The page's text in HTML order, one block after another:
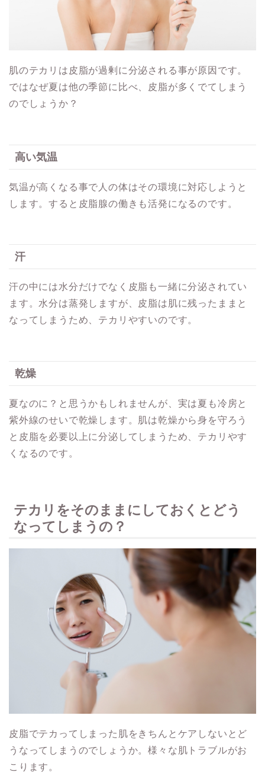
肌のテカリは皮脂が過剰に分泌される事が原因です。
ではなぜ夏は他の季節に比べ、皮脂が多くでてしまう
のでしょうか？
高い気温
気温が高くなる事で人の体はその環境に対応しようと
します。すると皮脂腺の働きも活発になるのです。
汗
汗の中には水分だけでなく皮脂も一緒に分泌されてい
ます。水分は蒸発しますが、皮脂は肌に残ったままと
なってしまうため、テカリやすいのです。
乾燥
夏なのに？と思うかもしれませんが、実は夏も冷房と
紫外線のせいで乾燥します。肌は乾燥から身を守ろう
と皮脂を必要以上に分泌してしまうため、テカリやす
くなるのです。
テカリをそのままにしておくとどう
なってしまうの？
皮脂でテカってしまった肌をきちんとケアしないとど
うなってしまうのでしょうか。様々な肌トラブルがお
こります。